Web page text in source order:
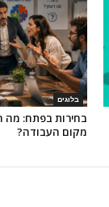
בלוגים
בחירות בפתח: מה
מקום העבודה?